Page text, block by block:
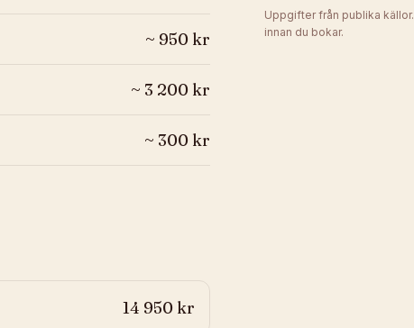
~ 950 kr
~ 3 200 kr
~ 300 kr
14 950 kr
Uppgifter från publika
innan du bokar.